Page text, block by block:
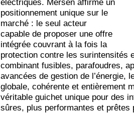
électriques. Mersen affirme un
positionnement unique sur le
marché : le seul acteur
capable de proposer une offre
intégrée couvrant à la fois la
protection contre les surintensités
combinant fusibles, parafoudres,
avancées de gestion de l’énergie,
globale, cohérente et entièrement
véritable guichet unique pour des
sûres, plus performantes et prêtes